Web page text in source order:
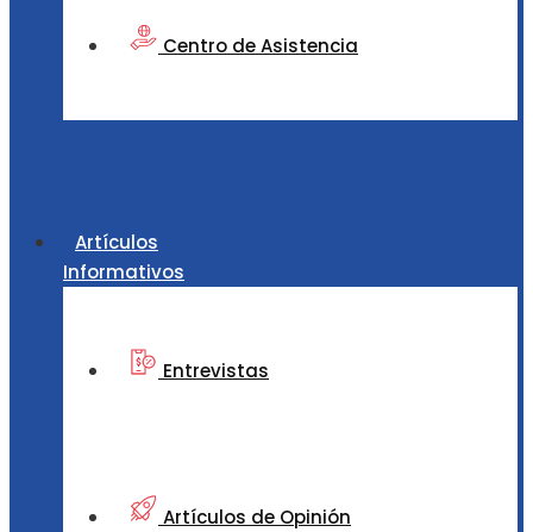
Centro de Asistencia
Artículos
Informativos
Entrevistas
Artículos de Opinión